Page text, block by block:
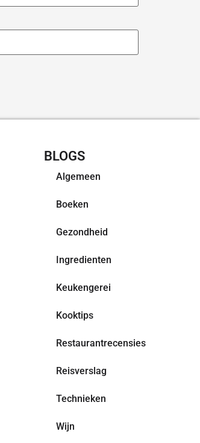
BLOGS
Algemeen
Boeken
Gezondheid
Ingredienten
Keukengerei
Kooktips
Restaurantrecensies
Reisverslag
Technieken
Wijn